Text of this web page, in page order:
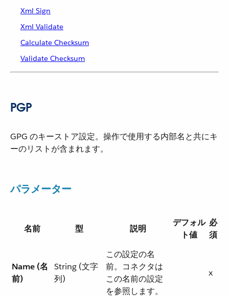
Xml Sign
Xml Validate
Calculate Checksum
Validate Checksum
PGP
GPG のキーストア設定。操作で使用する内部名と共にキ
ーのリストが含まれます。
パラメーター
名前 型 説明
デフォル
ト値
必
須
Name (名
前)
String (文字
列)
この設定の名
前。コネクタは
この名前の設定
を参照します。
x